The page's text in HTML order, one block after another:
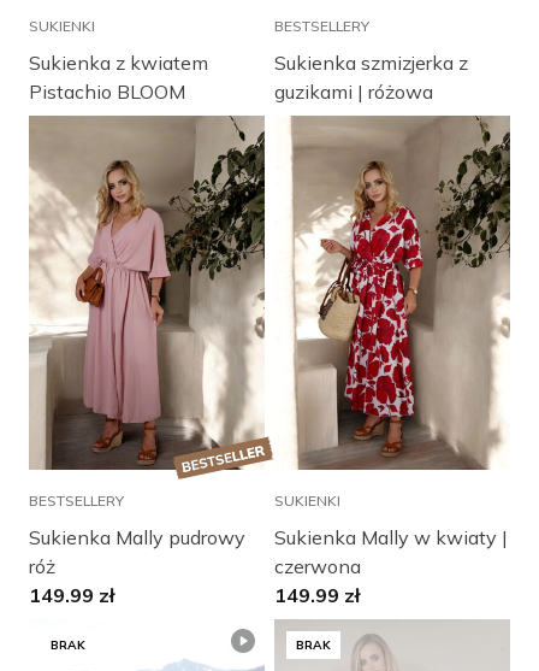
SUKIENKI
Sukienka z kwiatem
Pistachio BLOOM
BESTSELLERY
Sukienka szmizjerka z
guzikami | różowa
BESTSELLERY
Sukienka Mally pudrowy
róż
149.99 zł
SUKIENKI
Sukienka Mally w kwiaty |
czerwona
149.99 zł
BRAK BRAK